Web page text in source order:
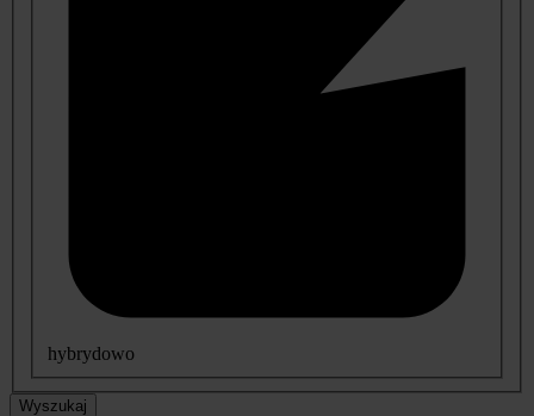
hybrydowo
Wyszukaj